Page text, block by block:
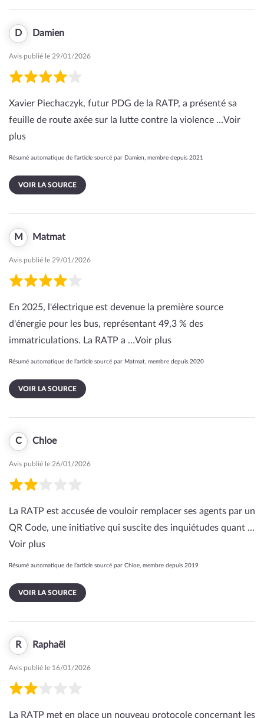
D Damien
Avis publié le 29/01/2026
Xavier Piechaczyk, futur PDG de la RATP, a présenté sa
feuille de route axée sur la lutte contre la violence …Voir
plus
Résumé automatique de l’article sourcé par Damien, membre depuis 2021
VOIR LA SOURCE
M Matmat
Avis publié le 29/01/2026
En 2025, l'électrique est devenue la première source
d'énergie pour les bus, représentant 49,3 % des
immatriculations. La RATP a …Voir plus
Résumé automatique de l’article sourcé par Matmat, membre depuis 2020
VOIR LA SOURCE
C Chloe
Avis publié le 26/01/2026
La RATP est accusée de vouloir remplacer ses agents par un
QR Code, une initiative qui suscite des inquiétudes quant …
Voir plus
Résumé automatique de l’article sourcé par Chloe, membre depuis 2019
VOIR LA SOURCE
R Raphaël
Avis publié le 16/01/2026
La RATP met en place un nouveau protocole concernant les